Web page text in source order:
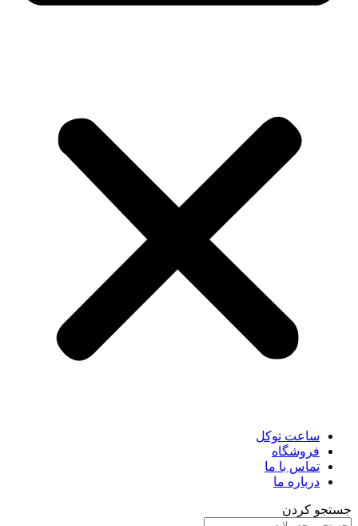
ساعت توکل
فروشگاه
تماس با ما
درباره ما
جستجو کردن